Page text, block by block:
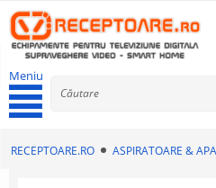
Meniu
RECEPTOARE.RO ASPIRATOARE &